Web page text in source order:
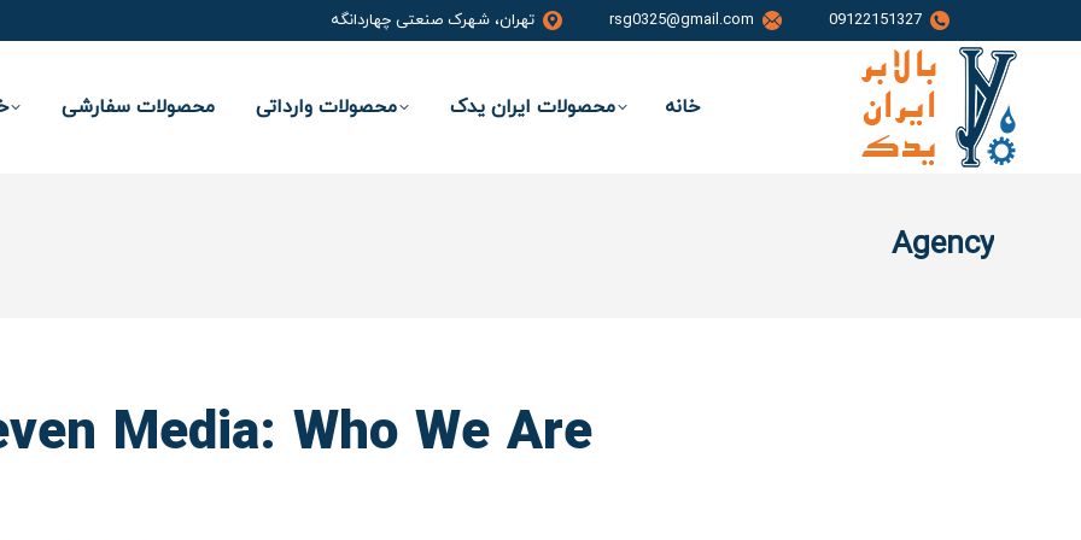
09122151327
rsg0325@gmail.com تهران، شهرک صنعتی چهاردانگه
خانه محصولات ایران یدک محصولات وارداتی محصولات سفارشی
Agency
Media: Who We Are